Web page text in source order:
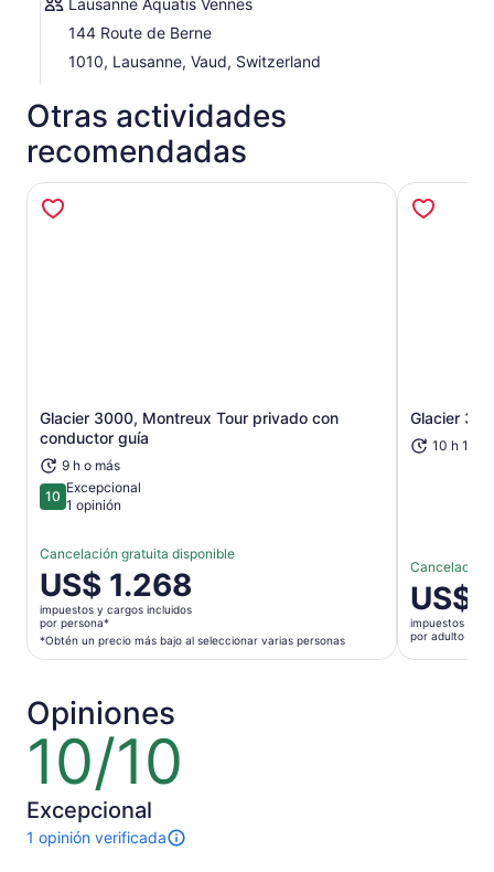
Lausanne Aquatis Vennes
144 Route de Berne
1010, Lausanne, Vaud, Switzerland
Otras actividades
recomendadas
Glacier 3000, Montreux Tour privado con
conductor guía
9 h o más
1010 de 10
Excepcional
1 opinión
Cancelación gratuita disponible
El
precio
es
de
US$ 1.268.
persona*
*Obtén
precio
bajo
al
US$ 1.268
impuestos y cargos incluidos
por persona*
*Obtén un precio más bajo al seleccionar varias personas
Se abrirá en una nueva pestaña
Glacier
10 h 15 m
Cancelación
El
precio
es
de
US$
impuestos y
por adulto
Opiniones
10/10
10
10
Excepcional
1 opinión verificada
1